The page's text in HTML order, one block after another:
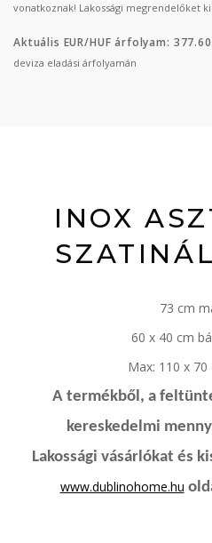
vonatkoznak! Lakossági megrendelőket
Aktuális EUR/HUF árfolyam:
deviza eladási árfolyamán
INOX
73 cm
60 x 40 cm
Max: 110 x
A termékből, a
kereskedelmi
Lakossági vásárlókat és
www.dublinohome.hu